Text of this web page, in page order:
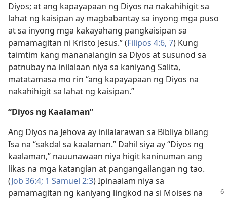
Diyos; at ang kapayapaan ng Diyos na nakahihigit sa
lahat ng kaisipan ay magbabantay sa inyong mga puso
at sa inyong mga kakayahang pangkaisipan sa
pamamagitan ni Kristo Jesus.” (Filipos 4:6, 7) Kung
taimtim kang mananalangin sa Diyos at susunod sa
patnubay na inilalaan niya sa kaniyang Salita,
matatamasa mo rin “ang kapayapaan ng Diyos na
nakahihigit sa lahat ng kaisipan.”
“Diyos ng Kaalaman”
Ang Diyos na Jehova ay inilalarawan sa Bibliya bilang
Isa na “sakdal sa kaalaman.” Dahil siya ay “Diyos ng
kaalaman,” nauunawaan niya higit kaninuman ang
likas na mga katangian at pangangailangan ng tao.
(Job 36:4; 1 Samuel 2:3) Ipinaalam niya sa
pamamagitan ng kaniyang lingkod na si Moises na